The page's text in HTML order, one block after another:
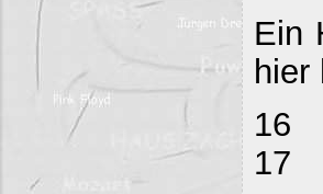
Ein
hier
16
17